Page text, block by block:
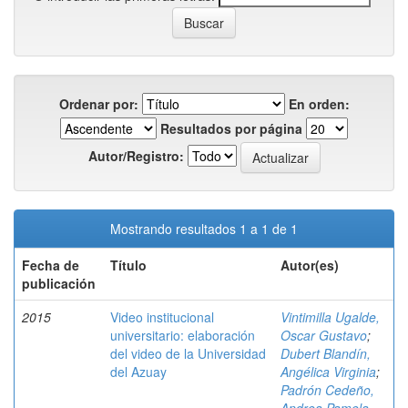
Ordenar por:
En orden:
Resultados por página
Autor/Registro:
Mostrando resultados 1 a 1 de 1
Fecha de
publicación
Título Autor(es)
2015
Video institucional
universitario: elaboración
del video de la Universidad
del Azuay
Vintimilla Ugalde,
Oscar Gustavo;
Dubert Blandín,
Angélica Virginia;
Padrón Cedeño,